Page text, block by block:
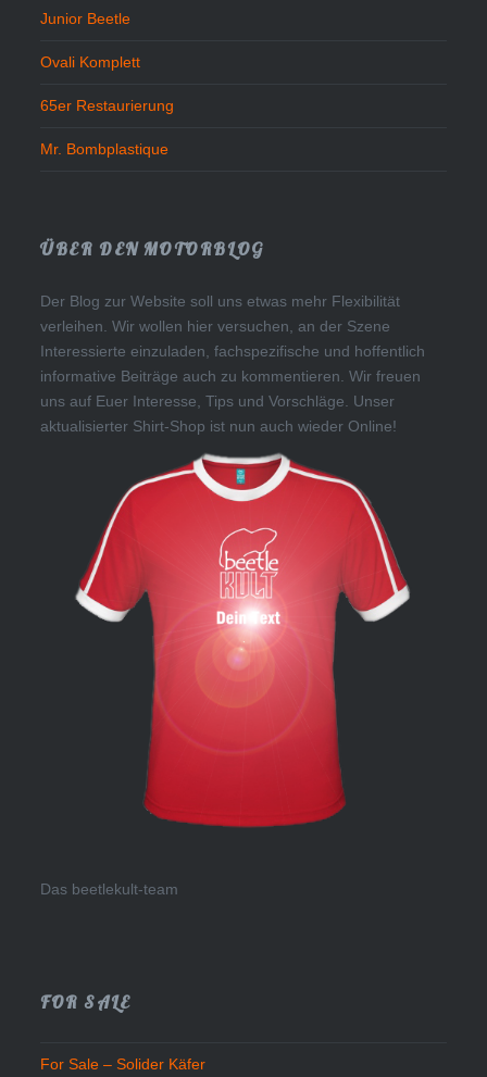
Junior Beetle
Ovali Komplett
65er Restaurierung
Mr. Bombplastique
ÜBER DEN MOTORBLOG
Der Blog zur Website soll uns etwas mehr Flexibilität
verleihen. Wir wollen hier versuchen, an der Szene
Interessierte einzuladen, fachspezifische und hoffentlich
informative Beiträge auch zu kommentieren. Wir freuen
uns auf Euer Interesse, Tips und Vorschläge. Unser
aktualisierter Shirt-Shop ist nun auch wieder Online!
Das beetlekult-team
FOR SALE
For Sale – Solider Käfer